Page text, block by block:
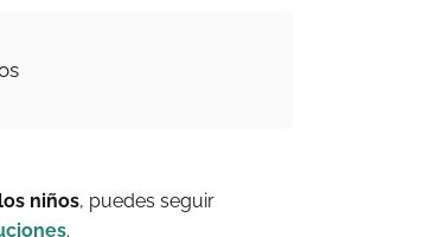
niños, puedes seguir
.